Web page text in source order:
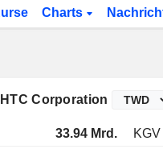
Charts
Corporation
33.94 Mrd.